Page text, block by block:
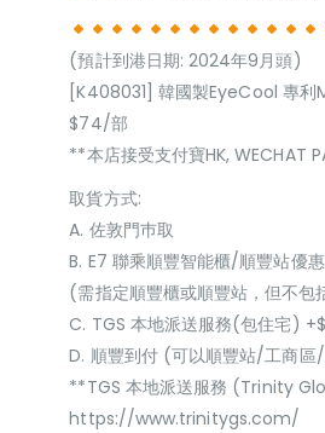
(預計到港日期: 2024年9月頭)
[K408031] 韓國製EyeCool 專利
$74/部
**本店接受支付寶HK, WECHAT
取貨方式:
A. 佐敦門巿取
B. E7 聯乘順豐智能櫃/順豐站優
(需指定順豐櫃或順豐站，但不包
C. TGS 本地派送服務(包住宅)
D. 順豐到付 (可以順豐站/工商
**TGS 本地派送服務 (Trinity
https://www.trinitygs.com/